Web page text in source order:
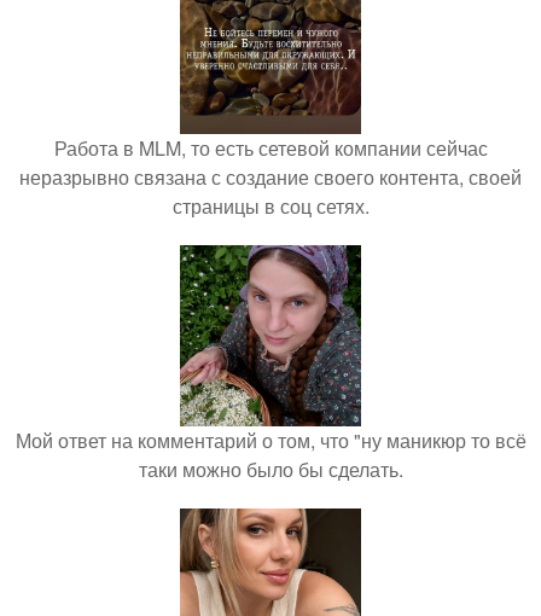
Работа в MLM, то есть сетевой компании сейчас
неразрывно связана с создание своего контента, своей
страницы в соц сетях.
Мой ответ на комментарий о том, что "ну маникюр то всё
таки можно было бы сделать.